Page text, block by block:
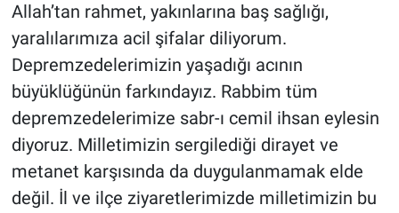
Allah’tan rahmet, yakınlarına baş sağlığı,
yaralılarımıza acil şifalar diliyorum.
Depremzedelerimizin yaşadığı acının
büyüklüğünün farkındayız. Rabbim tüm
depremzedelerimize sabr-ı cemil ihsan eylesin
diyoruz. Milletimizin sergilediği dirayet ve
metanet karşısında da duygulanmamak elde
değil. İl ve ilçe ziyaretlerimizde milletimizin bu